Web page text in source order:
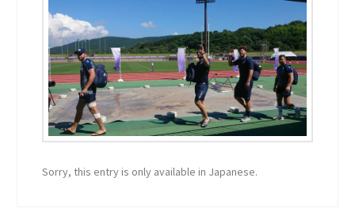
Sorry, this entry is only available in Japanese.